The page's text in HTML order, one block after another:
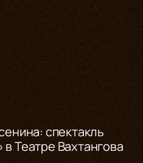
спектакль
Театре Вахтангова